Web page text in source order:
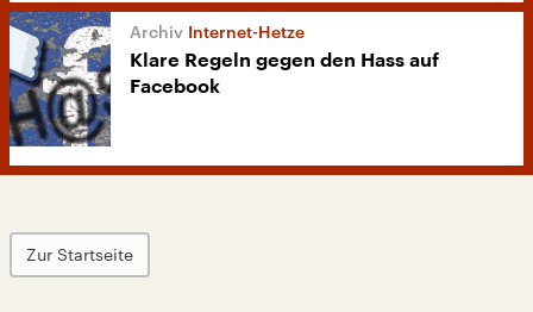
Internet-Hetze
Klare Regeln gegen den Hass auf
Facebook
Zur Startseite